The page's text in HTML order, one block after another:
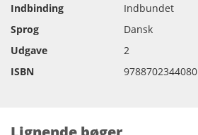
Indbinding
Indbundet
Sprog
Dansk
Udgave
2
ISBN
9788702344080